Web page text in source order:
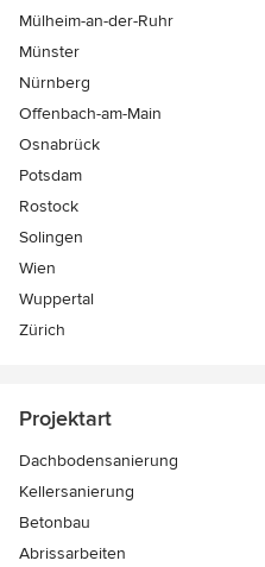
Mülheim-an-der-Ruhr
Münster
Nürnberg
Offenbach-am-Main
Osnabrück
Potsdam
Rostock
Solingen
Wien
Wuppertal
Zürich
Projektart
Dachbodensanierung
Kellersanierung
Betonbau
Abrissarbeiten